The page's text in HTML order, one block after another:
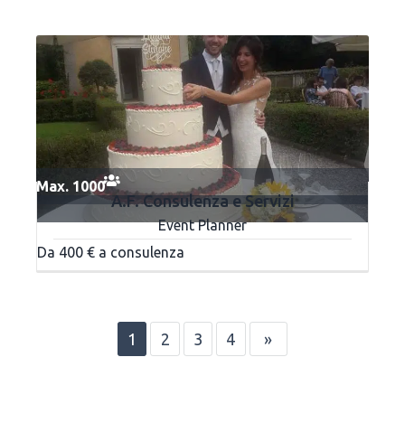
Max. 1000
A.F. Consulenza e Servizi
Event Planner
Da 400 € a consulenza
1 2 3 4 »